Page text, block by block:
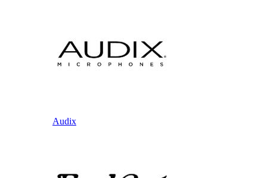
Audix